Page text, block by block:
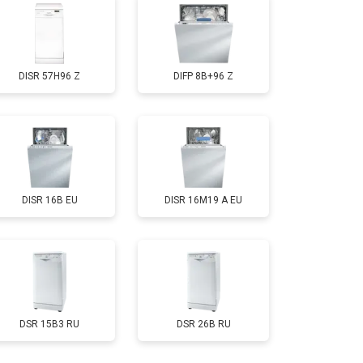
Заказать
850 ₽ Заказать
2200 ₽ Заказать
2000 ₽ Заказать
1600 ₽ Заказать
1200 ₽
DISR 57H96 Z DIFP 8B+96 Z
DISR 16B EU DISR 16M19 A EU
DSR 15B3 RU DSR 26B RU